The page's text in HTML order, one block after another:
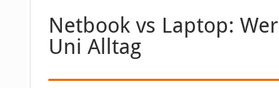
Netbook vs Laptop:
Uni Alltag